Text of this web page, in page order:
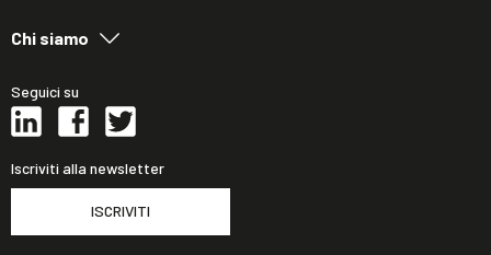
Chi siamo
Seguici su
Iscriviti alla newsletter
ISCRIVITI